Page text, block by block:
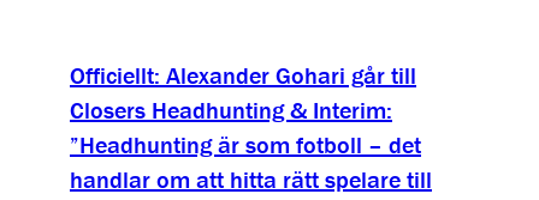
Officiellt: Alexander Gohari går till
Closers Headhunting & Interim:
”Headhunting är som fotboll – det
handlar om att hitta rätt spelare till